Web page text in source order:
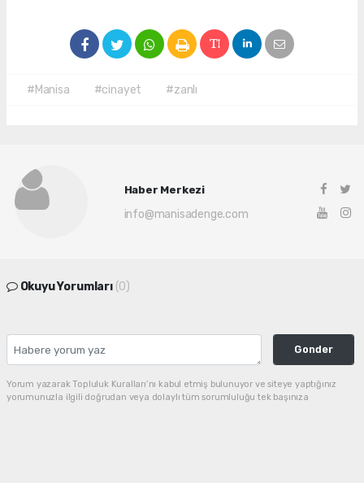
#Manisa #cinayet #zanlı
Haber Merkezi
info@manisadenge.com
Okuyu Yorumları (0)
Gonder
Yorum yazarak Topluluk Kuralları’nı kabul etmiş bulunuyor ve siteye yaptığınız
yorumunuzla ilgili doğrudan veya dolaylı tüm sorumluluğu tek başınıza